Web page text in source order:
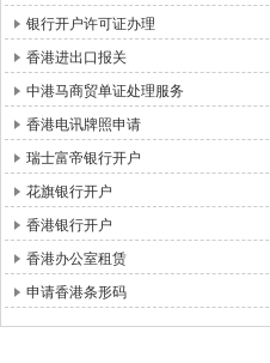
银行开户许可证办理
香港进出口报关
中港马商贸单证处理服务
香港电讯牌照申请
瑞士富帝银行开户
花旗银行开户
香港银行开户
香港办公室租赁
申请香港条形码